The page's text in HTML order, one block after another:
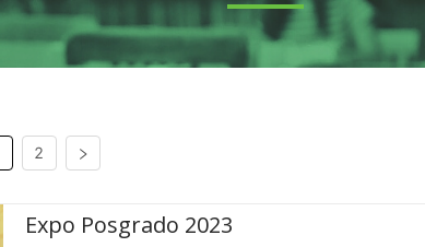
2
Expo Posgrado 2023